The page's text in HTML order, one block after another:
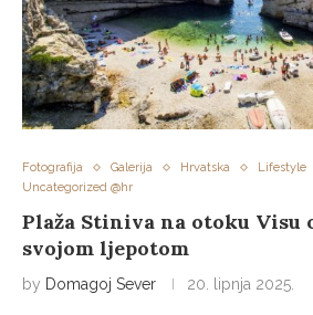
Fotografija Galerija Hrvatska Lifestyle
Uncategorized @hr
Plaža Stiniva na otoku Visu
svojom ljepotom
by Domagoj Sever 20. lipnja 2025.